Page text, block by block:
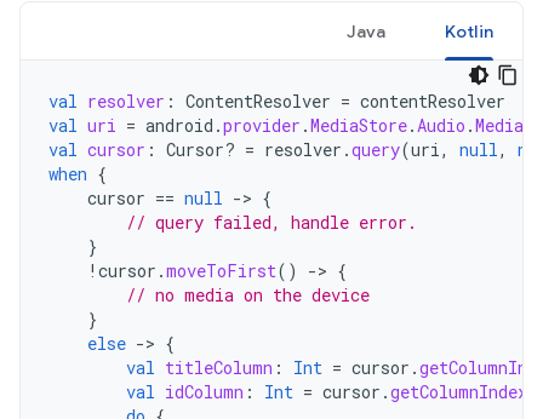
Kotlin
Java
val resolver : ContentResolver = contentResolver
val uri = android .provider .MediaStore.Audio .Media
val cursor : Cursor? = resolver .query(uri, null,
when {
cursor == null -> {
// query failed, handle error.
}
! cursor .moveToFirst() -> {
// no media on the device
}
else -> {
val titleColumn : Int = cursor .
val idColumn : Int = cursor .getColumnIndex